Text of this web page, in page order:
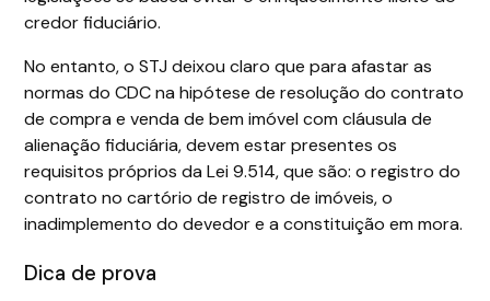
credor fiduciário.
No entanto, o STJ deixou claro que para afastar as
normas do CDC na hipótese de resolução do contrato
de compra e venda de bem imóvel com cláusula de
alienação fiduciária, devem estar presentes os
requisitos próprios da Lei 9.514, que são: o registro do
contrato no cartório de registro de imóveis, o
inadimplemento do devedor e a constituição em mora.
Dica de prova